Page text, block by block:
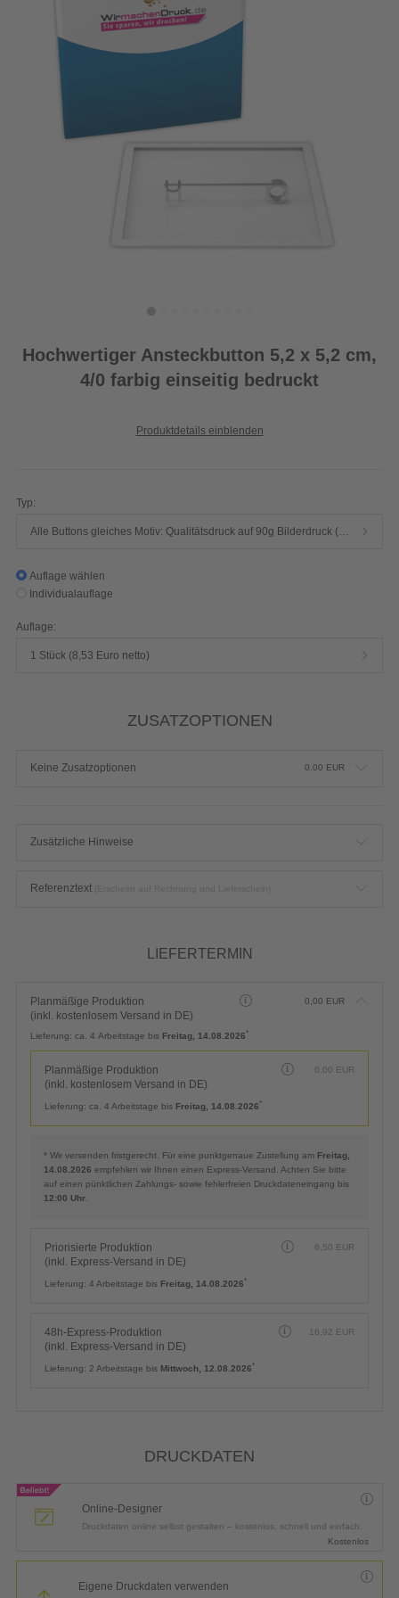
Hochwertiger Ansteckbutton 5,2 x 5,2 cm,
4/0 farbig einseitig bedruckt
Produktdetails einblenden
Typ:
Auflage wählen
Individualauflage
Auflage:
1 Stück (8,53 Euro netto)
ZUSATZOPTIONEN
Keine Zusatzoptionen 0,00 EUR
Zusätzliche Hinweise
Referenztext
LIEFERTERMIN
Planmäßige Produktion
(inkl. kostenlosem Versand in DE)
0,00 EUR
Lieferung: ca. 4 Arbeitstage bis Freitag, 14.08.2026*
Planmäßige Produktion
(inkl. kostenlosem Versand in DE)
0,00 EUR
Lieferung: ca. 4 Arbeitstage bis Freitag, 14.08.2026*
* Wir versenden fristgerecht. Für eine punktgenaue Zustellung am Freitag,
14.08.2026 empfehlen wir Ihnen einen Express-Versand. Achten Sie bitte
auf einen pünktlichen Zahlungs- sowie fehlerfreien Druckdateneingang bis
12:00 Uhr
Priorisierte Produktion
(inkl. Express-Versand in DE)
6,50 EUR
Lieferung: 4 Arbeitstage bis Freitag, 14.08.2026*
48h-Express-Produktion
(inkl. Express-Versand in DE)
16,92 EUR
Lieferung: 2 Arbeitstage bis Mittwoch, 12.08.2026*
DRUCKDATEN
Online-Designer
Druckdaten online selbst gestalten – kostenlos, schnell und einfach.
Kostenlos
Eigene Druckdaten verwenden